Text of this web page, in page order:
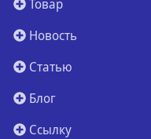
Товар
Новость
Статью
Блог
Ссылку